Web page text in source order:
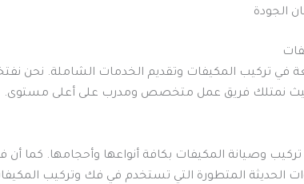
الجودة
في تركيب المكيفات وتقديم الخدمات الشاملة. نحن
حيث نمتلك فريق عمل متخصص ومدرب على أعلى مستوى.
تركيب وصيانة المكيفات بكافة أنواعها وأحجامها. كما أن
الحديثة المتطورة التي تستخدم في فك وتركيب